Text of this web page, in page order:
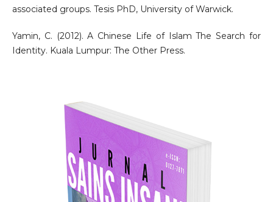
associated groups. Tesis PhD, University of Warwick.
Yamin, C. (2012). A Chinese Life of Islam The Search for
Identity. Kuala Lumpur: The Other Press.